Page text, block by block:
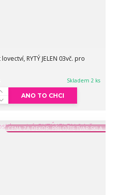
RYTÝ JELEN 03vč. pro
Skladem 2 ks
ANO TO CHCI
CENA ZA DEKOR, PŘILOŽTE TVAR SKLA